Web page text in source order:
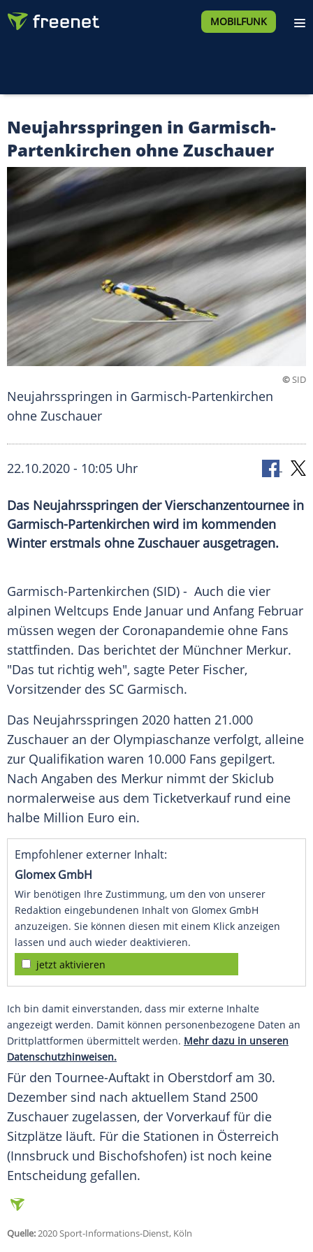
MOBILFUNK
Neujahrsspringen in Garmisch-
Partenkirchen ohne Zuschauer
©SID
Neujahrsspringen in Garmisch-Partenkirchen
ohne Zuschauer
22.10.2020 - 10:05 Uhr
Das Neujahrsspringen der Vierschanzentournee in
Garmisch-Partenkirchen wird im kommenden
Winter erstmals ohne Zuschauer ausgetragen.
Garmisch-Partenkirchen (SID) - Auch die vier
alpinen Weltcups Ende Januar und Anfang Februar
müssen wegen der Coronapandemie ohne Fans
stattfinden. Das berichtet der Münchner Merkur.
"Das tut richtig weh", sagte Peter Fischer,
Vorsitzender des SC Garmisch.
Das Neujahrsspringen 2020 hatten 21.000
Zuschauer an der Olympiaschanze verfolgt, alleine
zur Qualifikation waren 10.000 Fans gepilgert.
Nach Angaben des Merkur nimmt der Skiclub
normalerweise aus dem Ticketverkauf rund eine
halbe Million Euro ein.
Empfohlener externer Inhalt:
Glomex GmbH
Wir benötigen Ihre Zustimmung, um den von unserer
Redaktion eingebundenen Inhalt von Glomex GmbH
anzuzeigen. Sie können diesen mit einem Klick anzeigen
lassen und auch wieder deaktivieren.
jetzt aktivieren
Ich bin damit einverstanden, dass mir externe Inhalte
angezeigt werden. Damit können personenbezogene Daten an
Drittplattformen übermittelt werden. Mehr dazu in unseren
Datenschutzhinweisen.
Für den Tournee-Auftakt in Oberstdorf am 30.
Dezember sind nach aktuellem Stand 2500
Zuschauer zugelassen, der Vorverkauf für die
Sitzplätze läuft. Für die Stationen in Österreich
(Innsbruck und Bischofshofen) ist noch keine
Entscheidung gefallen.
Quelle:2020 Sport-Informations-Dienst, Köln